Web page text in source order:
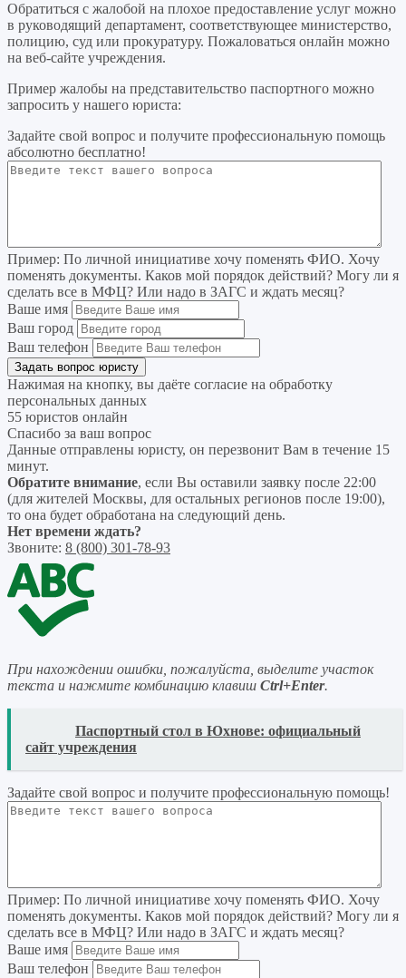
Обратиться с жалобой на плохое предоставление услуг можно
в руководящий департамент, соответствующее министерство,
полицию, суд или прокуратуру. Пожаловаться онлайн можно
на веб-сайте учреждения.
Пример жалобы на представительство паспортного можно
запросить у нашего юриста:
Задайте свой вопрос и получите профессиональную помощь
абсолютно бесплатно!
Пример: По личной инициативе хочу поменять ФИО. Хочу
поменять документы. Каков мой порядок действий? Могу ли я
сделать все в МФЦ? Или надо в ЗАГС и ждать месяц?
Ваше имя
Ваш город
Ваш телефон
Нажимая на кнопку, вы даёте согласие на обработку
персональных данных
55 юристов онлайн
Спасибо за ваш вопрос
Данные отправлены юристу, он перезвонит Вам в течение 15
минут.
Обратите внимание, если Вы оставили заявку после 22:00
(для жителей Москвы, для остальных регионов после 19:00),
то она будет обработана на следующий день.
Нет времени ждать?
Звоните: 8 (800) 301-78-93
При нахождении ошибки, пожалуйста, выделите участок
текста и нажмите комбинацию клавиш Ctrl+Enter.
Паспортный стол в Юхнове: официальный
сайт учреждения
Задайте свой вопрос и получите профессиональную помощь!
Пример: По личной инициативе хочу поменять ФИО. Хочу
поменять документы. Каков мой порядок действий? Могу ли я
сделать все в МФЦ? Или надо в ЗАГС и ждать месяц?
Ваше имя
Ваш телефон